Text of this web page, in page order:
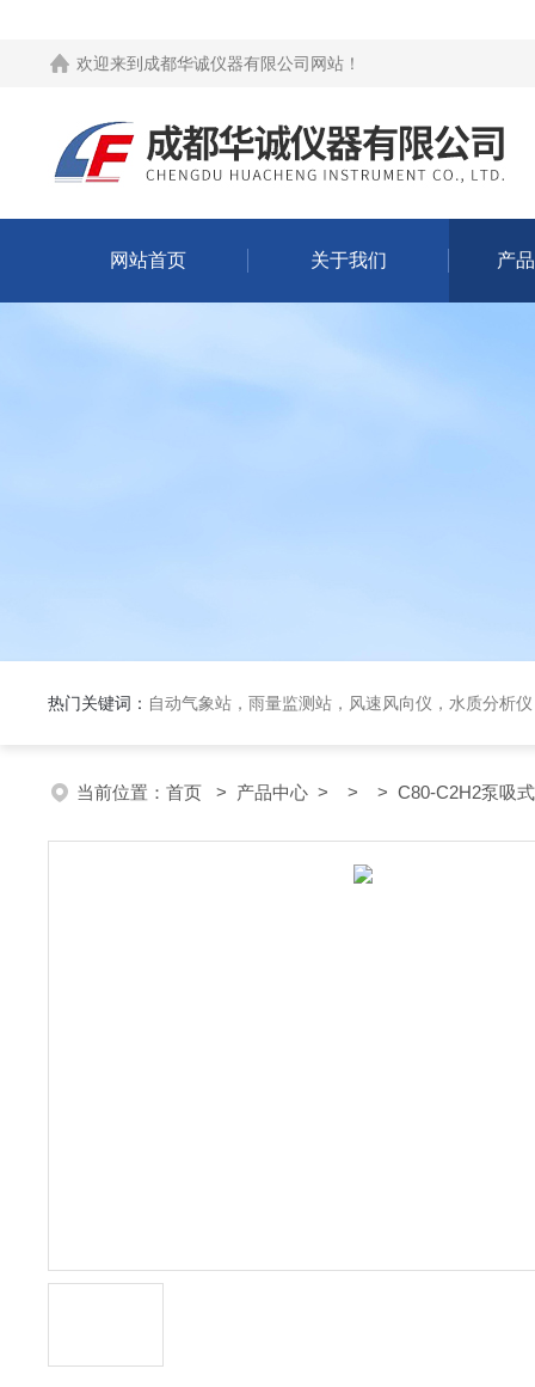
欢迎来到 成都华诚仪器有限公司网站 ！
网站首页 关于我们 产
热门关键词： 自动气象站，雨量监测站，风速风向仪，水质分析
当前位置： 首页 > 产品中心 > > > C80-C2H2泵吸式